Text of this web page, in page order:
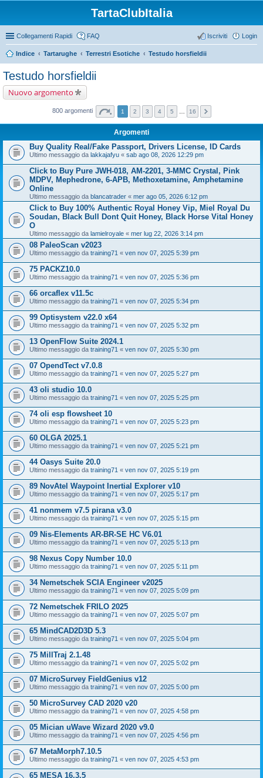
TartaClubItalia
Collegamenti Rapidi FAQ Login
Iscriviti
Indice Tartarughe Terrestri Esotiche Testudo horsfieldii
Testudo horsfieldii
Nuovo argomento
800 argomenti 1 2 3 4 5 16
Argomenti
Buy Quality Real/Fake Passport, Drivers License, ID Cards
Ultimo messaggio da lakkajafyu « sab ago 08, 2026 12:29 pm
Click to Buy Pure JWH-018, AM-2201, 3-MMC Crystal, Pink
MDPV, Mephedrone, 6-APB, Methoxetamine, Amphetamine
Online
Ultimo messaggio da blancatrader « mer ago 05, 2026 6:12 pm
Click to Buy 100% Authentic Royal Honey Vip, Miel Royal Du
Soudan, Black Bull Dont Quit Honey, Black Horse Vital Honey
O
Ultimo messaggio da lamielroyale « mer lug 22, 2026 3:14 pm
08 PaleoScan v2023
Ultimo messaggio da training71 « ven nov 07, 2025 5:39 pm
75 PACKZ10.0
Ultimo messaggio da training71 « ven nov 07, 2025 5:36 pm
66 orcaflex v11.5c
Ultimo messaggio da training71 « ven nov 07, 2025 5:34 pm
99 Optisystem v22.0 x64
Ultimo messaggio da training71 « ven nov 07, 2025 5:32 pm
13 OpenFlow Suite 2024.1
Ultimo messaggio da training71 « ven nov 07, 2025 5:30 pm
07 OpendTect v7.0.8
Ultimo messaggio da training71 « ven nov 07, 2025 5:27 pm
43 oli studio 10.0
Ultimo messaggio da training71 « ven nov 07, 2025 5:25 pm
74 oli esp flowsheet 10
Ultimo messaggio da training71 « ven nov 07, 2025 5:23 pm
60 OLGA 2025.1
Ultimo messaggio da training71 « ven nov 07, 2025 5:21 pm
44 Oasys Suite 20.0
Ultimo messaggio da training71 « ven nov 07, 2025 5:19 pm
89 NovAtel Waypoint Inertial Explorer v10
Ultimo messaggio da training71 « ven nov 07, 2025 5:17 pm
41 nonmem v7.5 pirana v3.0
Ultimo messaggio da training71 « ven nov 07, 2025 5:15 pm
09 Nis-Elements AR-BR-SE HC V6.01
Ultimo messaggio da training71 « ven nov 07, 2025 5:13 pm
98 Nexus Copy Number 10.0
Ultimo messaggio da training71 « ven nov 07, 2025 5:11 pm
34 Nemetschek SCIA Engineer v2025
Ultimo messaggio da training71 « ven nov 07, 2025 5:09 pm
72 Nemetschek FRILO 2025
Ultimo messaggio da training71 « ven nov 07, 2025 5:07 pm
65 MindCAD2D3D 5.3
Ultimo messaggio da training71 « ven nov 07, 2025 5:04 pm
75 MillTraj 2.1.48
Ultimo messaggio da training71 « ven nov 07, 2025 5:02 pm
07 MicroSurvey FieldGenius v12
Ultimo messaggio da training71 « ven nov 07, 2025 5:00 pm
50 MicroSurvey CAD 2020 v20
Ultimo messaggio da training71 « ven nov 07, 2025 4:58 pm
05 Mician uWave Wizard 2020 v9.0
Ultimo messaggio da training71 « ven nov 07, 2025 4:56 pm
67 MetaMorph7.10.5
Ultimo messaggio da training71 « ven nov 07, 2025 4:53 pm
65 MESA 16.3.5